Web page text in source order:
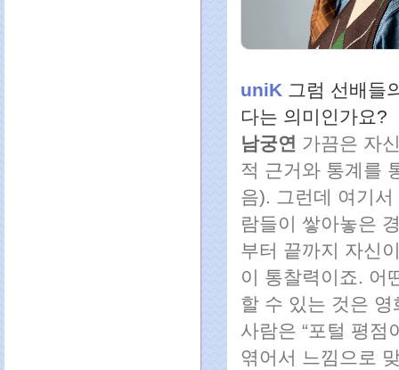
uniK 그럼 선배들
다는 의미인가요?
남궁연 가끔은 자
적 근거와 통계를
음). 그런데 여기
람들이 쌓아놓은
부터 끝까지 자신
이 통찰력이죠. 어
할 수 있는 것은
사람은 “포털 평점
엮어서 느낌으로